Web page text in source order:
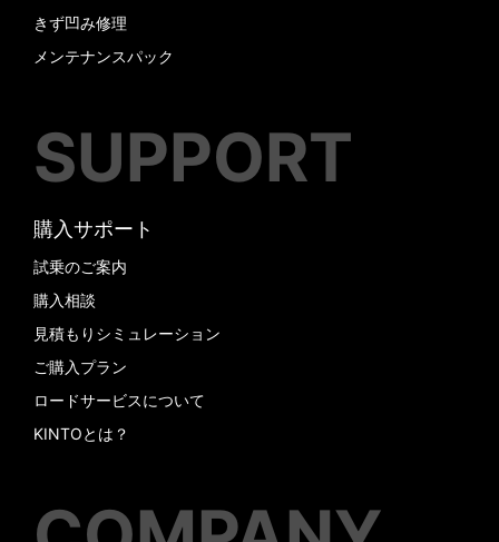
きず凹み修理
メンテナンスパック
SUPPORT
購入サポート
試乗のご案内
購入相談
見積もりシミュレーション
ご購入プラン
ロードサービスについて
KINTOとは？